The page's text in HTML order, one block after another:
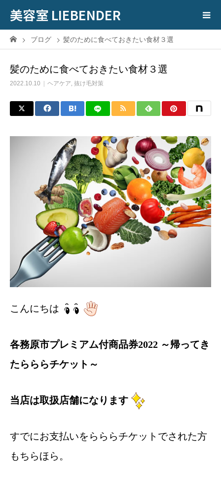
美容室 LIEBENDER
ブログ 髪のために食べておきたい食材３選
髪のために食べておきたい食材３選
2022.10.10 ヘアケア, 抜け毛対策
こんにちは
各務原市プレミアム付商品券2022 ～帰ってき
たらららチケット～
当店は取扱店舗になります
すでにお支払いをらららチケットでされた方
もちらほら。